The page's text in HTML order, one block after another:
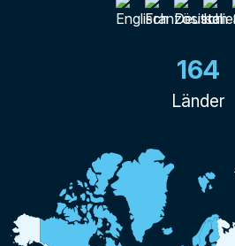
164
Länder